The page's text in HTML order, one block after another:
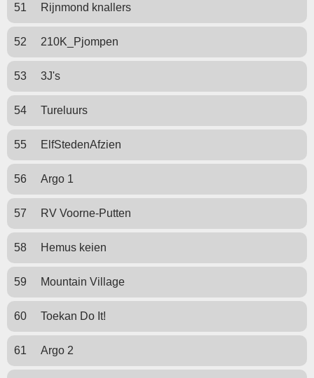
51 Rijnmond knallers
52 210K_Pjompen
53 3J's
54 Tureluurs
55 ElfStedenAfzien
56 Argo 1
57 RV Voorne-Putten
58 Hemus keien
59 Mountain Village
60 Toekan Do It!
61 Argo 2